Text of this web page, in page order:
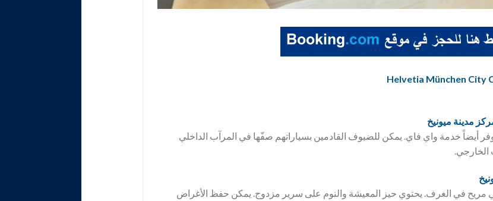
مدينة ميونيخ
مصعد. وتتوفر أيضاً خدمة واي فاي. يمكن للضيوف القادمين بسياراتهم صفّها في المرآب الداخلي
مريح في الغرف. يحتوي حيز المعيشة والنوم على سرير مزدوج. يمكن حفظ الأغراض